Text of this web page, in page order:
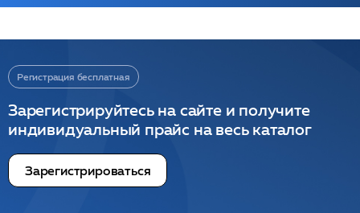
Регистрация бесплатная
Зарегистрируйтесь на сайте и получите
индивидуальный прайс на весь каталог
Зарегистрироваться